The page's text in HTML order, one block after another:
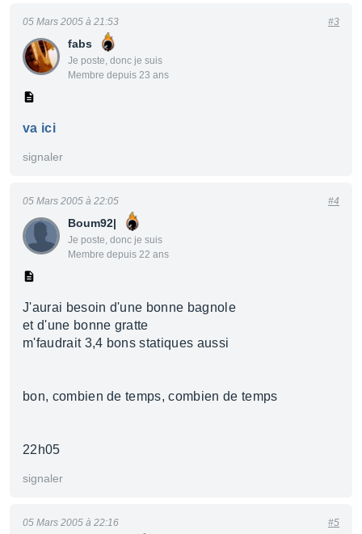
fabs
Je poste, donc je suis
Membre depuis 23 ans
05 Mars 2005 à 21:53 #3
va ici
signaler
Boum92|
Je poste, donc je suis
Membre depuis 22 ans
05 Mars 2005 à 22:05 #4
J'aurai besoin d'une bonne bagnole
et d'une bonne gratte
m'faudrait 3,4 bons statiques aussi
bon, combien de temps, combien de temps
22h05
signaler
05 Mars 2005 à 22:16 #5